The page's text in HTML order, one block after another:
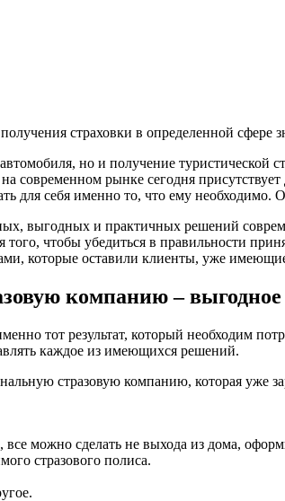
страховки в определенной сфере
но и получение
рынке сегодня
для себя именно то, что ему необходимо.
выгодных и практичных решений
чтобы убедиться в правильности
которые оставили клиенты, уже
компанию –
тот результат, который необходим
каждое из имеющихся решений.
стразовую компанию, которая уже
можно сделать не выхода из дома,
стразового полиса.